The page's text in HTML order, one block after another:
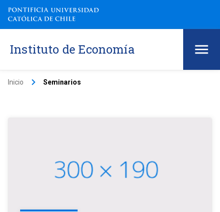
Instituto de Economía
Inicio keyboard_arrow_right Seminarios